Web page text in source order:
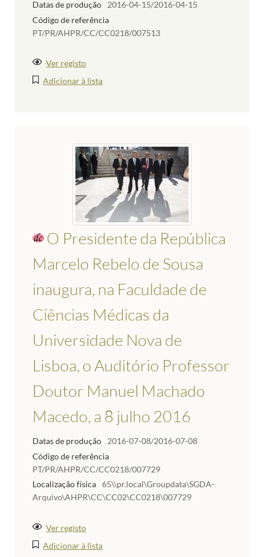
Datas de produção
2016-04-15/2016-04-15
Código de referência
PT/PR/AHPR/CC/CC0218/007513
Ver registo
Adicionar à lista
O Presidente da República
Marcelo Rebelo de Sousa
inaugura, na Faculdade de
Ciências Médicas da
Universidade Nova de
Lisboa, o Auditório Professor
Doutor Manuel Machado
Macedo, a 8 julho 2016
Datas de produção
2016-07-08/2016-07-08
Código de referência
PT/PR/AHPR/CC/CC0218/007729
Localização física 65\\pr.local\Groupdata\SGDA-
Arquivo\AHPR\CC\CC02\CC0218\007729
Ver registo
Adicionar à lista